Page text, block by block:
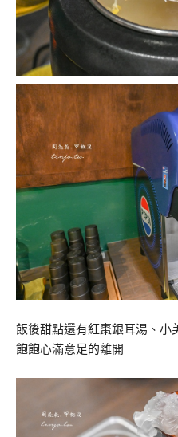
飯後甜點還有紅棗銀耳湯、小
飽飽心滿意足的離開